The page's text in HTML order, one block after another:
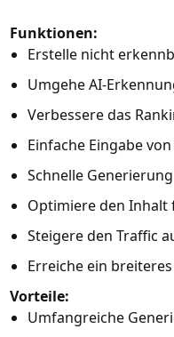
Funktionen:
Erstelle nicht
Umgehe AI-
Verbessere das
Einfache Eingabe
Schnelle
Optimiere den Inhalt
Steigere den Traffic
Erreiche ein
Vorteile:
Umfangreiche